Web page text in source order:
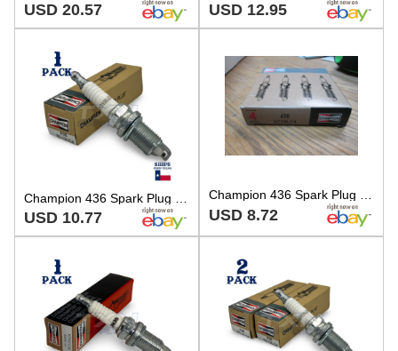
USD 20.57 USD 12.95
USD 10.77 USD 8.72